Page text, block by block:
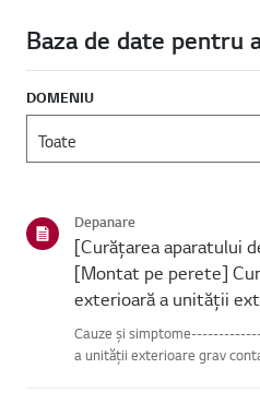
Baza de date pentru
DOMENIU
Depanare
[Curățarea aparatului
[Montat pe perete]
exterioară a unității
Cauze și
a unității exterioare grav